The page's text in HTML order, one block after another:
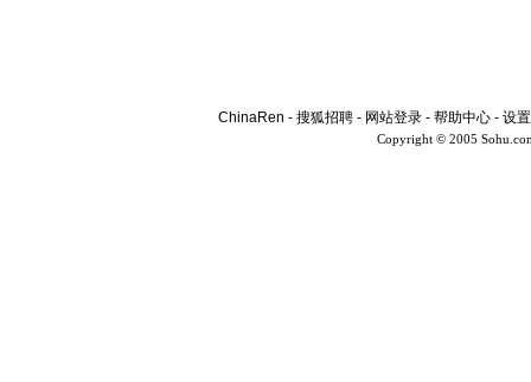
ChinaRen - 搜狐招聘 - 网站登录 - 帮助中心 - 设
Copyright © 2005